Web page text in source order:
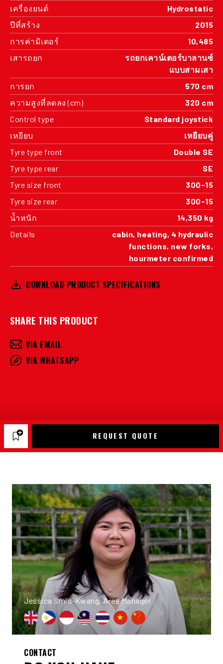
เครื่องยนต์
Hydrostatic
ปีที่สร้าง
2015
การค่ามิเตอร์
10,485
เสารถยก
รถยกเคาน์เตอร์บาลานซ์
แบบสามเสา
การยก
570 cm
ความสูงที่ลดลง (cm)
320 cm
Control type
Standard joystick
เหยียบ
เหยียบคู่
Tyre type front
Double SE
Tyre type rear
SE
Tyre size front
300-15
Tyre size rear
300-15
น้ำหนัก
14,350 kg
Details
cabin, heating, 4 hydraulic
functions, new forks,
hourmeter confirmed
DOWNLOAD PRODUCT SPECIFICATIONS
SHARE THIS PRODUCT
VIA EMAIL
VIA WHATSAPP
REQUEST QUOTE
Jessica Smid-Kwang, Area Manager
CONTACT